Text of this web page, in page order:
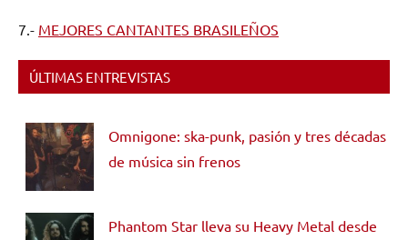
7.- MEJORES CANTANTES BRASILEÑOS
ÚLTIMAS ENTREVISTAS
Omnigone: ska-punk, pasión y tres décadas
de música sin frenos
Phantom Star lleva su Heavy Metal desde